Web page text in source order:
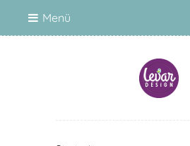
Menü